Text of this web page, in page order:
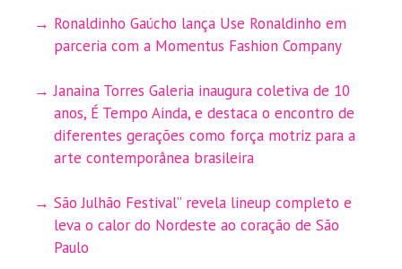
Ronaldinho Gaúcho lança Use Ronaldinho em
parceria com a Momentus Fashion Company
Janaina Torres Galeria inaugura coletiva de 10
anos, É Tempo Ainda, e destaca o encontro de
diferentes gerações como força motriz para a
arte contemporânea brasileira
São Julhão Festival” revela lineup completo e
leva o calor do Nordeste ao coração de São
Paulo